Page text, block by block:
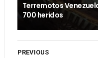
Terremotos
700 heridos
PREVIOUS